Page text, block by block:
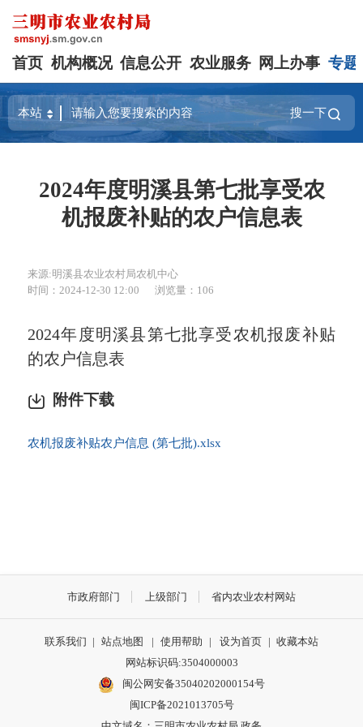
首页 机构概况 信息公开 农业服务 网上办事 专题
搜一下
2024年度明溪县第七批享受农
机报废补贴的农户信息表
来源:明溪县农业农村局农机中心
时间：2024-12-30 12:00
浏览量：106
2024年度明溪县第七批享受农机报废补贴
的农户信息表
附件下载
农机报废补贴农户信息 (第七批).xlsx
市政府部门 上级部门 省内农业农村网站
联系我们 | 站点地图 | 使用帮助 | 设为首页 | 收藏本站
网站标识码:3504000003
闽公网安备35040202000154号
闽ICP备2021013705号